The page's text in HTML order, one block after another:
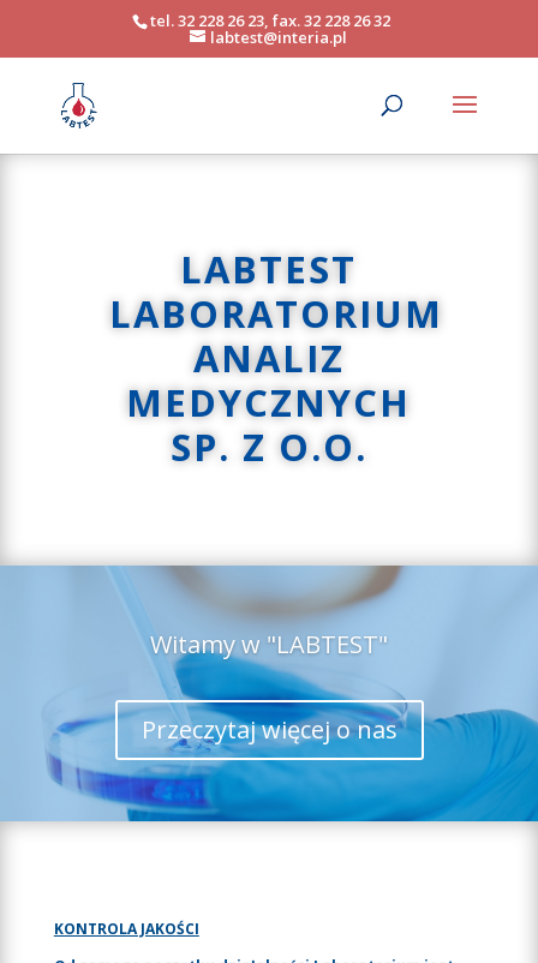
tel. 32 228 26 23, fax. 32 228 26 32
labtest@interia.pl
LABTEST
LABORATORIUM
ANALIZ
MEDYCZNYCH
SP. Z O.O.
Witamy w "LABTEST"
Przeczytaj więcej o nas
KONTROLA JAKOŚCI